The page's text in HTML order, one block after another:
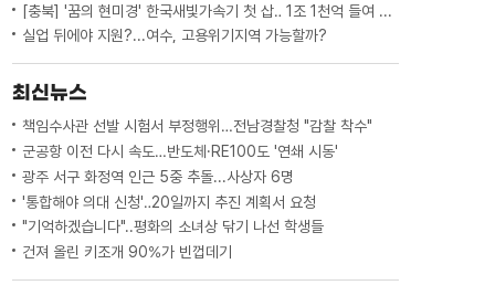
[충북] '꿈의 현미경' 한국새빛가속기 첫 삽‥ 1조 1천억 들여 2029년 완공
실업 뒤에야 지원?...여수, 고용위기지역 가능할까?
최신뉴스
책임수사관 선발 시험서 부정행위…전남경찰청 "감찰 착수"
군공항 이전 다시 속도…반도체·RE100도 '연쇄 시동'
광주 서구 화정역 인근 5중 추돌...사상자 6명
'통합해야 의대 신청'‥20일까지 추진 계획서 요청
"기억하겠습니다"..평화의 소녀상 닦기 나선 학생들
건져 올린 키조개 90%가 빈껍데기